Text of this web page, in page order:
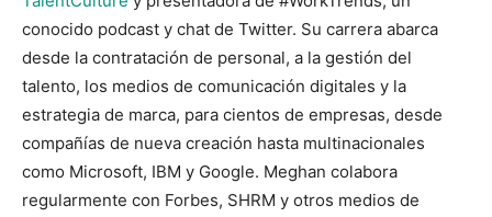
conocido podcast y chat de Twitter. Su carrera abarca
desde la contratación de personal, a la gestión del
talento, los medios de comunicación digitales y la
estrategia de marca, para cientos de empresas, desde
compañías de nueva creación hasta multinacionales
como Microsoft, IBM y Google. Meghan colabora
regularmente con Forbes, SHRM y otros medios de